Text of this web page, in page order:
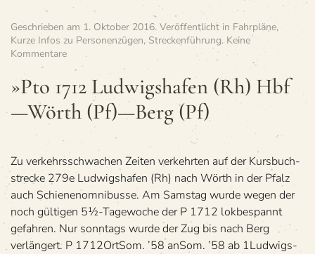
Geschrieben am 1. Oktober 2016. Veröffentlicht in Fahrpläne,
Kurze Infos zu Personenzügen, Streckenführung. Keine
Kommentarezu
»Pto
Lud­
wigs­
ha­
Hbf
—
Wörth
(Pf)
—
Berg
(Pf)
»Pto 1712 Lud­wigs­ha­fen (Rh) Hbf
—Wörth (Pf)—Berg (Pf)
Zu ver­kehrs­schwa­chen Zei­ten ver­kehr­ten auf der Kurs­buch­
stre­cke 279e Lud­wigs­ha­fen (Rh) nach Wörth in der Pfalz
auch Schie­nen­om­ni­busse. Am Sams­tag wurde wegen der
noch gül­ti­gen 5½-Tage­wo­che der P 1712 lok­be­spannt
gefah­ren. Nur sonn­tags wurde der Zug bis nach Berg
verlängert. P 1712OrtSom. ’58 anSom. ’58 ab 1Lud­wigs­